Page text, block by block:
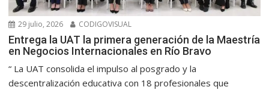
29 julio, 2026 CODIGOVISUAL
Entrega la UAT la primera generación de la Maestría
en Negocios Internacionales en Río Bravo
“ La UAT consolida el impulso al posgrado y la
descentralización educativa con 18 profesionales que